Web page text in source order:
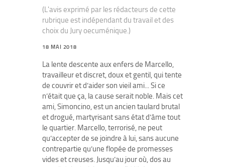
(L'avis exprimé par les rédacteurs de cette
rubrique est indépendant du travail et des
choix du Jury oecuménique.)
18 MAI 2018
La lente descente aux enfers de Marcello,
travailleur et discret, doux et gentil, qui tente
de couvrir et d’aider son vieil ami... Si ce
n’était que ça, la cause serait noble. Mais cet
ami, Simoncino, est un ancien taulard brutal
et drogué, martyrisant sans état d’âme tout
le quartier. Marcello, terrorisé, ne peut
qu’accepter de se joindre à lui, sans aucune
contrepartie qu’une flopée de promesses
vides et creuses. Jusqu’au jour où, dos au